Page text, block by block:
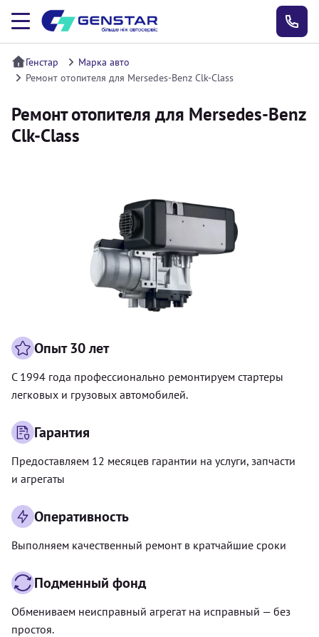
Генстар
Марка авто
Ремонт отопителя для Mersedes-Benz Clk-Class
Ремонт отопителя для Mersedes-Benz
Clk-Class
Опыт 30 лет
С 1994 года профессионально ремонтируем стартеры
легковых и грузовых автомобилей.
Гарантия
Предоставляем 12 месяцев гарантии на услуги, запчасти
и агрегаты
Оперативность
Выполняем качественный ремонт в кратчайшие сроки
Подменный фонд
Обмениваем неисправный агрегат на исправный — без
простоя.